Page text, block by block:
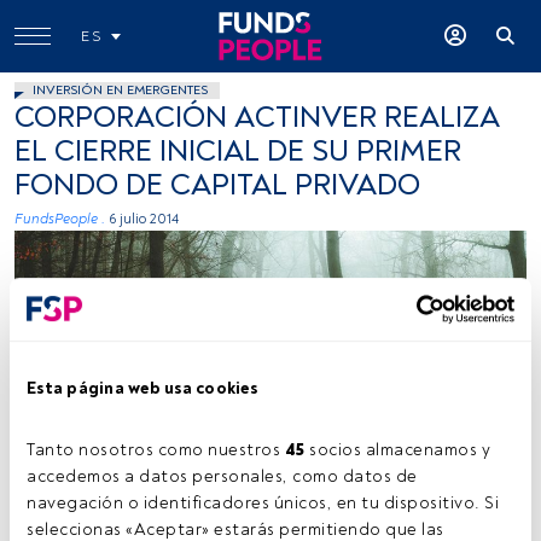
Esta página web usa cookies
Tanto nosotros como nuestros 45 socios almacenamos y
accedemos a datos personales, como datos de
navegación o identificadores únicos, en tu dispositivo. Si
seleccionas «Aceptar» estarás permitiendo que las
ES
INVERSIÓN EN EMERGENTES
CORPORACIÓN ACTINVER REALIZA
EL CIERRE INICIAL DE SU PRIMER
FONDO DE CAPITAL PRIVADO
FundsPeople . 6 julio 2014
Tiempo lectura: 1 min.